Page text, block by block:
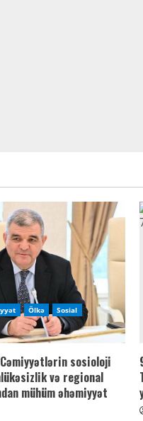
Ölkə
Sosial
sosioloji
və regional
mühüm əhəmiyyət